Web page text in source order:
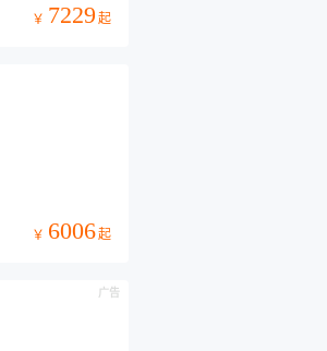
￥ 7229 起
￥ 6006起
广告